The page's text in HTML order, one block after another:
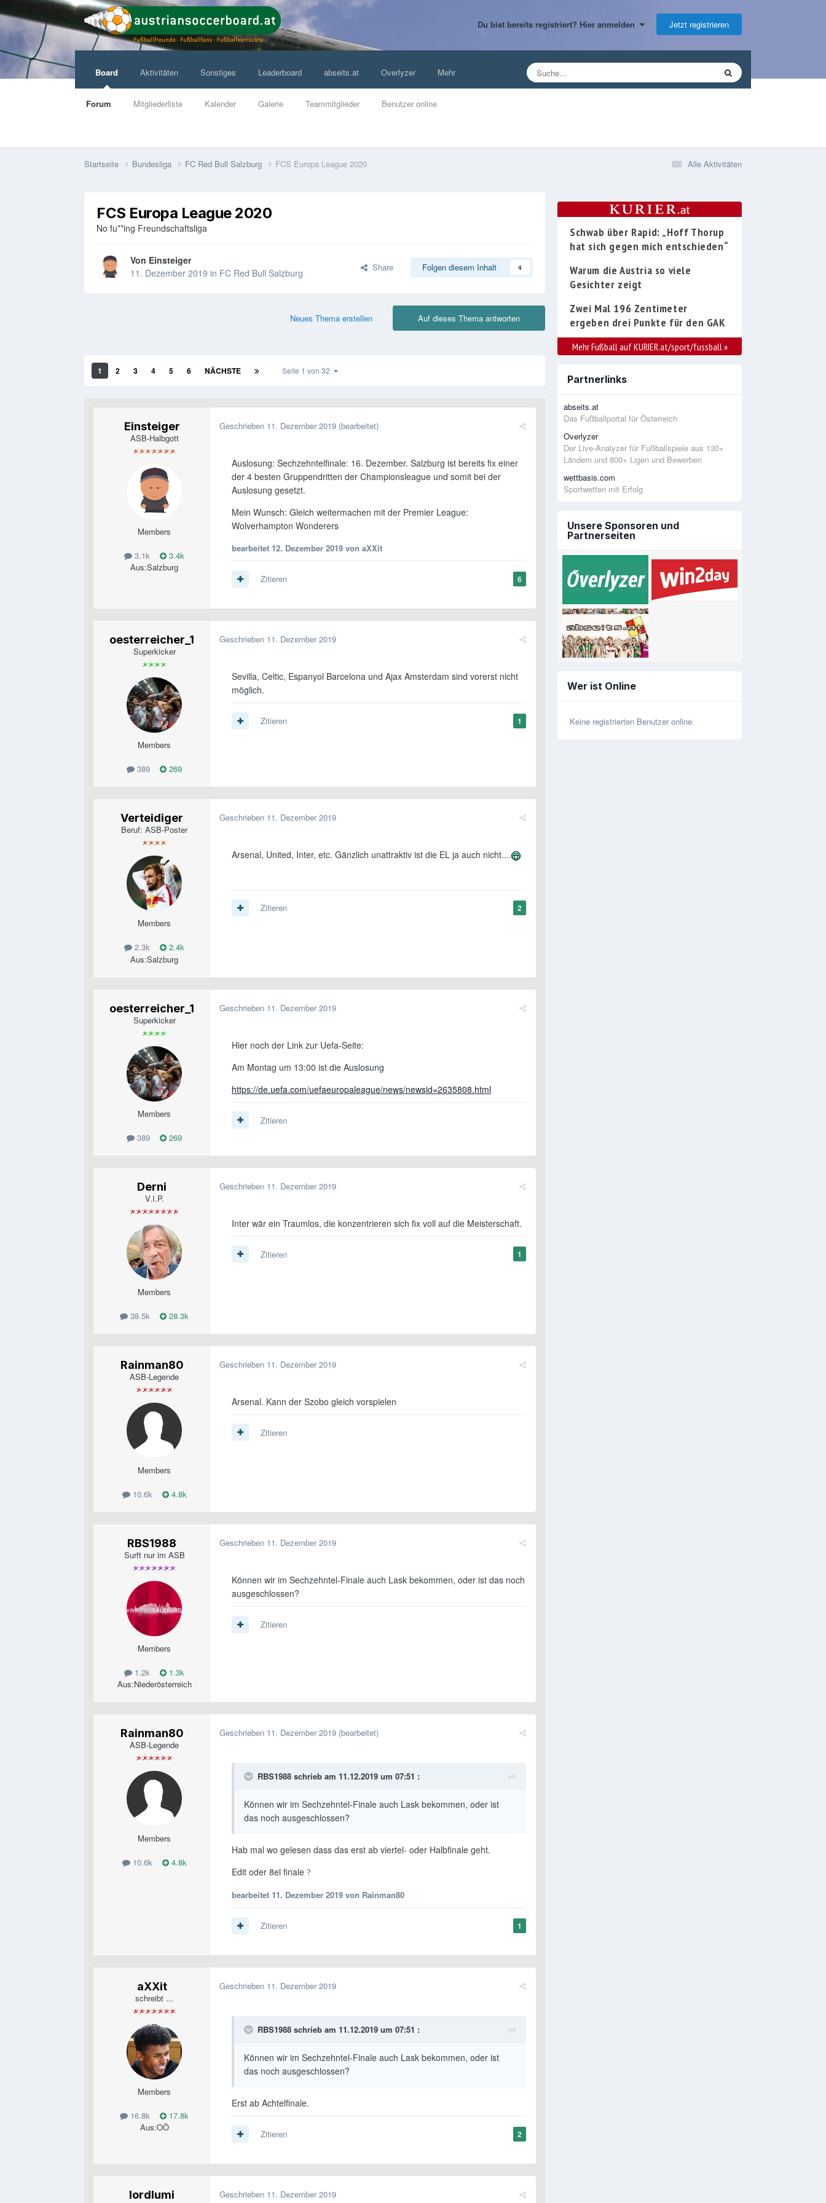
Du bist bereits registriert? Hier anmelden Jetzt registrieren
Board
Forum Mitgliederliste Kalender Galerie Teammitglieder Benutzer online
Aktivitäten Sonstiges Leaderboard abseits.at Overlyzer Mehr
Alle Aktivitäten
Startseite Bundesliga FC Red Bull Salzburg FCS Europa League 2020
FCS Europa League 2020
No fu**ing Freundschaftsliga
Von Einsteiger
11. Dezember 2019 in FC Red Bull Salzburg Share Folgen diesem Inhalt 4
Auf dieses Thema antworten
Neues Thema erstellen
1 2 3 4 5 6 NÄCHSTE Seite 1 von 32
Einsteiger
ASB-Halbgott
Members
3.1k
3.4k
Aus:Salzburg
Geschrieben 11. Dezember 2019 (bearbeitet)
Auslosung: Sechzehntelfinale: 16. Dezember. Salzburg ist bereits fix einer
der 4 besten Gruppendritten der Championsleague und somit bei der
Auslosung gesetzt.
Mein Wunsch: Gleich weitermachen mit der Premier League:
Wolverhampton Wonderers
bearbeitet 12. Dezember 2019 von aXXit
6
Zitieren
oesterreicher_1
Superkicker
Members
389 269
Geschrieben 11. Dezember 2019
Sevilla, Celtic, Espanyol Barcelona und Ajax Amsterdam sind vorerst nicht
möglich.
1
Zitieren
Verteidiger
Beruf: ASB-Poster
Members
2.3k
2.4k
Aus:Salzburg
Geschrieben 11. Dezember 2019
Arsenal, United, Inter, etc. Gänzlich unattraktiv ist die EL ja auch nicht....
2
Zitieren
oesterreicher_1
Superkicker
Members
389 269
Geschrieben 11. Dezember 2019
Hier noch der Link zur Uefa-Seite:
Am Montag um 13:00 ist die Auslosung
https://de.uefa.com/uefaeuropaleague/news/newsid=2635808.html
Zitieren
Derni
V.I.P.
Members
38.5k 28.3k
Geschrieben 11. Dezember 2019
Inter wär ein Traumlos, die konzentrieren sich fix voll auf die Meisterschaft.
1
Zitieren
Rainman80
ASB-Legende
Members
10.6k 4.8k
Geschrieben 11. Dezember 2019
Arsenal. Kann der Szobo gleich vorspielen
Zitieren
RBS1988
Surft nur im ASB
Members
1.2k
1.3k
Aus:Niederösterreich
Geschrieben 11. Dezember 2019
Können wir im Sechzehntel-Finale auch Lask bekommen, oder ist das noch
ausgeschlossen?
Zitieren
Rainman80
ASB-Legende
Members
10.6k 4.8k
Geschrieben 11. Dezember 2019 (bearbeitet)
RBS1988 schrieb am 11.12.2019 um 07:51 :
Können wir im Sechzehntel-Finale auch Lask bekommen, oder ist
das noch ausgeschlossen?
Hab mal wo gelesen dass das erst ab viertel- oder Halbfinale geht.
Edit oder 8el finale ?
bearbeitet 11. Dezember 2019 von Rainman80
1
Zitieren
aXXit
schreibt ...
Members
16.8k
17.8k
Aus:OÖ
Geschrieben 11. Dezember 2019
RBS1988 schrieb am 11.12.2019 um 07:51 :
Können wir im Sechzehntel-Finale auch Lask bekommen, oder ist
das noch ausgeschlossen?
Erst ab Achtelfinale.
2
Zitieren
lordlumi Geschrieben 11. Dezember 2019
Schwab über Rapid: „Hoff Thorup
hat sich gegen mich entschieden“
Warum die Austria so viele
Gesichter zeigt
Zwei Mal 196 Zentimeter
ergeben drei Punkte für den GAK
Mehr Fußball auf KURIER.at/sport/fussball »
Partnerlinks
abseits.at
Das Fußballportal für Österreich
Overlyzer
Der Live-Analyzer für Fußballspiele aus 130+
Ländern und 800+ Ligen und Bewerben
wettbasis.com
Sportwetten mit Erfolg
Unsere Sponsoren und
Partnerseiten
Wer ist Online
Keine registrierten Benutzer online.